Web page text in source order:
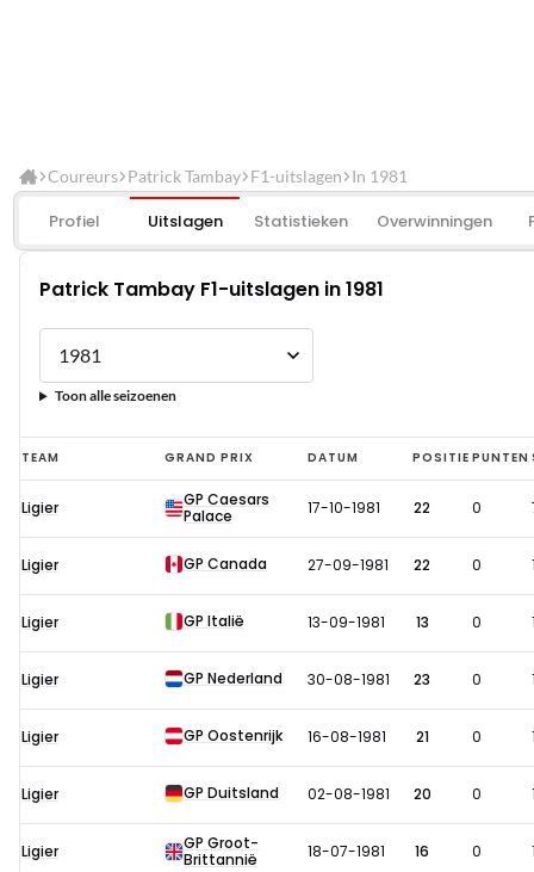
Coureurs Patrick Tambay F1-uitslagen In 1981
Profiel Uitslagen Statistieken Overwinningen
Patrick Tambay F1-uitslagen in 1981
Toon alle seizoenen
Patrick
Tambay
F1-
uitslagen
1981
TEAM GRAND PRIX DATUM POSITIE PUNTEN
Ligier
GP Caesars
Palace
17-10-1981 22 0
Ligier GP Canada 27-09-1981 22 0
Ligier GP Italië 13-09-1981 13 0
Ligier GP Nederland 30-08-1981 23 0
Ligier GP Oostenrijk 16-08-1981 21 0
Ligier GP Duitsland 02-08-1981 20 0
Ligier
GP Groot-
Brittannië
18-07-1981 16 0